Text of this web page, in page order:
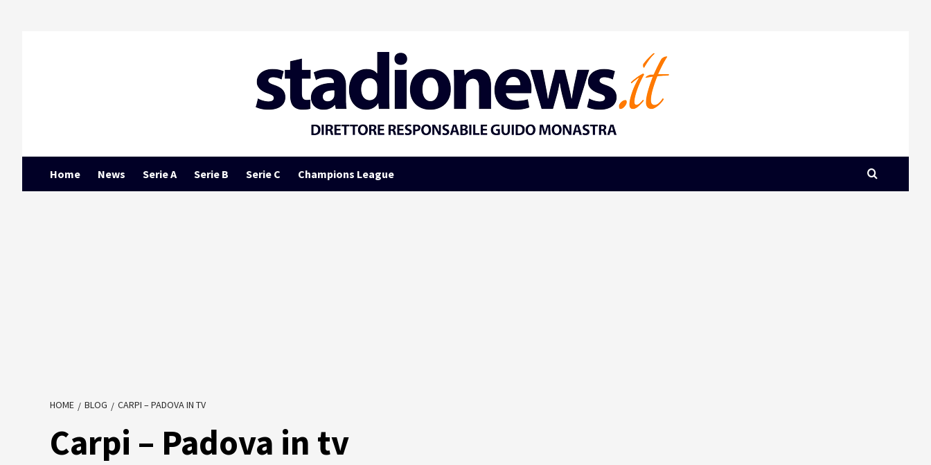
Home News Serie A Serie B Serie C Champions League
HOME BLOG CARPI – PADOVA IN TV
Carpi – Padova in tv